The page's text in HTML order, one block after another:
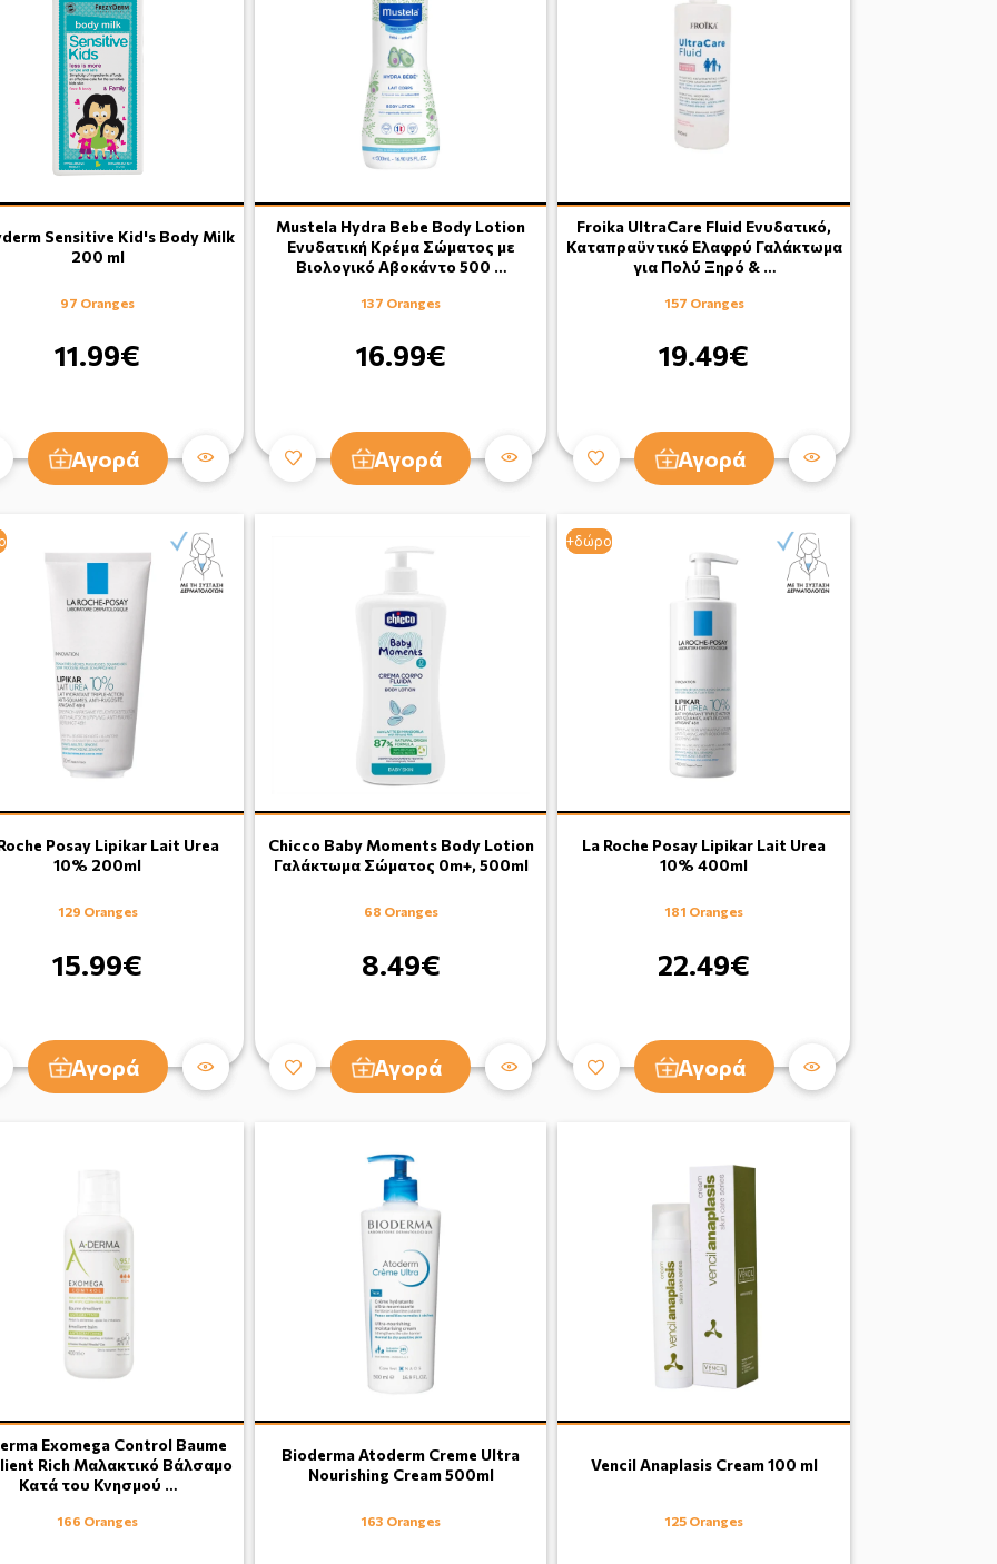
Sensitive Kid's Body Milk
200 ml
97 Oranges
11.99€
Αγορά
Mustela Hydra Bebe Body Lotion
Ενυδατική Κρέμα Σώματος με
Βιολογικό Αβοκάντο 500 …
137 Oranges
16.99€
Αγορά
Froika UltraCare Fluid Ενυδατικό,
Καταπραϋντικό Ελαφρύ Γαλάκτωμα
για Πολύ Ξηρό & …
157 Oranges
19.49€
Αγορά
Posay Lipikar Lait Urea
10% 200ml
129 Oranges
15.99€
Αγορά
Chicco Baby Moments Body Lotion
Γαλάκτωμα Σώματος 0m+, 500ml
68 Oranges
8.49€
Αγορά
+δώρο
+δώρο
La Roche Posay Lipikar Lait Urea
10% 400ml
181 Oranges
22.49€
Αγορά
Exomega Control Baume
Rich Μαλακτικό Βάλσαμο
Κατά του Κνησμού …
166 Oranges
Bioderma Atoderm Creme Ultra
Nourishing Cream 500ml
163 Oranges
Vencil Anaplasis Cream 100 ml
125 Oranges